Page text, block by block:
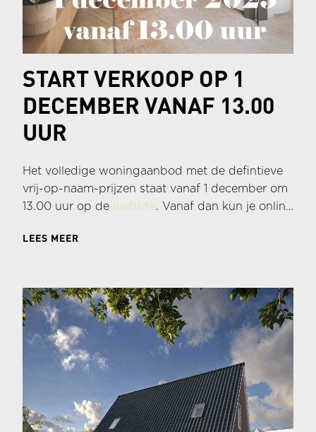
START VERKOOP OP 1
DECEMBER VANAF 13.00
UUR
Het volledige woningaanbod met de defintieve
vrij-op-naam-prijzen staat vanaf 1 december om
13.00 uur op de website. Vanaf dan kun je online
Dat gaat heel eenvoudig; bekijk eerst alle
accountomgeving. Je kunt je inschrijven tot
woensdag 10 december 12.00 uur.
LEES MEER